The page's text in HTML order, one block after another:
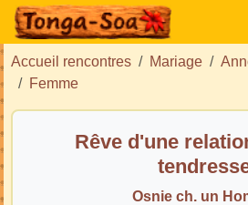
Accueil rencontres Mariage
Femme
Rêve d'une
Osnie ch. un